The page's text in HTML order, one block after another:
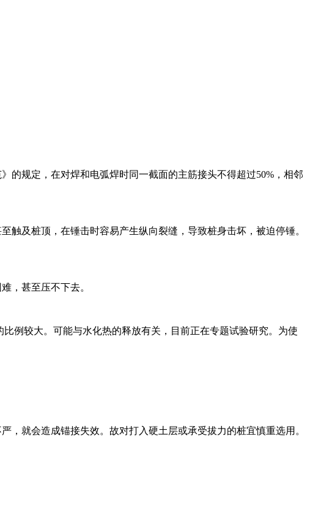
的规定，在对焊和电弧焊时同一截面的主筋接头不得超过50%，相邻
及桩顶，在锤击时容易产生纵向裂缝，导致桩身击坏，被迫停锤。
，甚至压不下去。
例较大。可能与水化热的释放有关，目前正在专题试验研究。为使
就会造成锚接失效。故对打入硬土层或承受拔力的桩宜慎重选用。